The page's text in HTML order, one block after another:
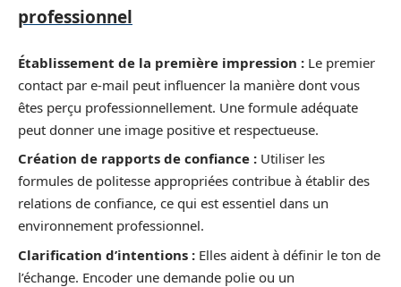
professionnel
Établissement de la première impression : Le premier
contact par e-mail peut influencer la manière dont vous
êtes perçu professionnellement. Une formule adéquate
peut donner une image positive et respectueuse.
Création de rapports de confiance : Utiliser les
formules de politesse appropriées contribue à établir des
relations de confiance, ce qui est essentiel dans un
environnement professionnel.
Clarification d’intentions : Elles aident à définir le ton de
l’échange. Encoder une demande polie ou un